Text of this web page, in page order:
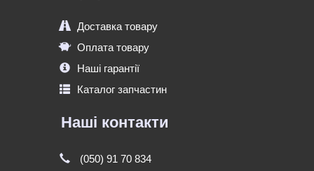
Доставка товару
Оплата товару
Наші гарантії
Каталог запчастин
Наші контакти
(050) 91 70 834